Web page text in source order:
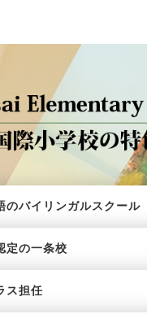
のバイリンガルスクール
定の一条校
ス担任